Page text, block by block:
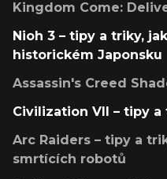
Kingdom Come:
Nioh 3 – tipy a triky,
historickém Japonsku
Assassin's Creed
Civilization VII – tipy a
Arc Raiders – tipy a
smrtících robotů